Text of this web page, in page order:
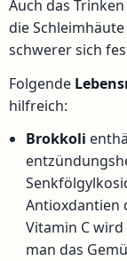
Auch das
die
schwerer sich
Folgende
hilfreich:
Brokkoli
Antioxdantien
Vitamin C
man das